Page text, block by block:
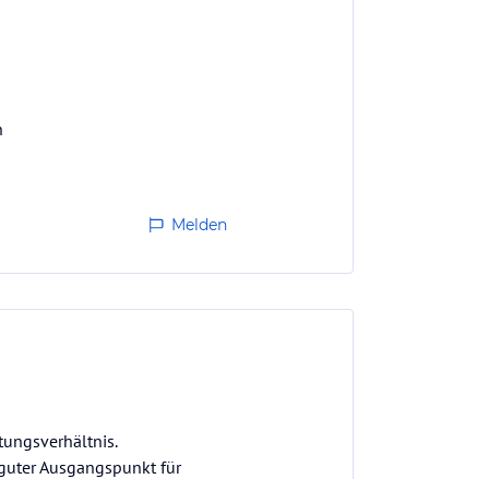
Melden
Ausgangspunkt für